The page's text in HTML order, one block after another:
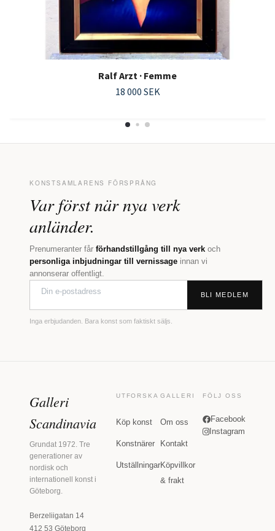
Ralf Arzt · Femme
18 000 SEK
KONSTSAMLARENS FÖRSPRÅNG
Var först när nya verk
anländer.
Prenumeranter får förhandstillgång till nya verk och
personliga inbjudningar till vernissage innan vi
annonserar offentligt.
BLI MEDLEM
Inga erbjudanden. Bara konst som faktiskt säljs.
Galleri
Scandinavia
Grundat 1972. Tre
generationer av
nordisk och
internationell konst i
Göteborg.
Berzeliigatan 14
412 53 Göteborg
UTFORSKA
Köp konst
Konstnärer
Utställningar
GALLERI
Om oss
Kontakt
Köpvillkor
& frakt
FÖLJ OSS
Facebook
Instagram